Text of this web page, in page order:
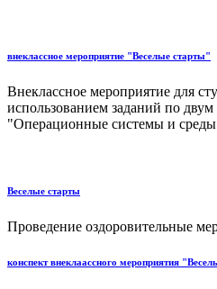
внеклассное мероприятие "Веселые старты"
Внеклассное мероприятие для
использованием заданий по
"Операционные системы и
Веселые старты
Проведение оздоровительные
конспект внеклаассного мероприятия